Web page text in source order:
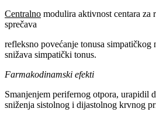
Centralno modulira aktivnost centara
sprečava
refleksno povećanje tonusa simpatičkog
snižava simpatički tonus.
Farmakodinamski efekti
Smanjenjem perifernog otpora, urapidil
sniženja sistolnog i dijastolnog krvnog